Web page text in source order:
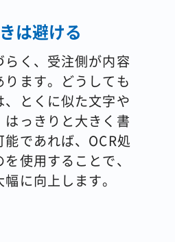
は避ける
く、受注側が内容
ます。どうしても
とくに似た文字や
っきりと大きく書
であれば、OCR処
使用することで、
に向上します。